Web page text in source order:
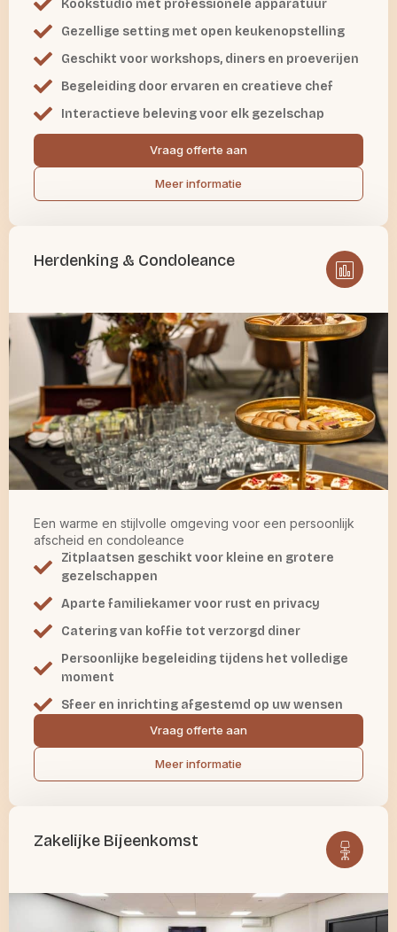
Kookstudio met professionele apparatuur
Gezellige setting met open keukenopstelling
Geschikt voor workshops, diners en proeverijen
Begeleiding door ervaren en creatieve chef
Interactieve beleving voor elk gezelschap
Vraag offerte aan
Meer informatie
Herdenking & Condoleance
Een warme en stijlvolle omgeving voor een persoonlijk
afscheid en condoleance
Zitplaatsen geschikt voor kleine en grotere
gezelschappen
Aparte familiekamer voor rust en privacy
Catering van koffie tot verzorgd diner
Persoonlijke begeleiding tijdens het volledige
moment
Sfeer en inrichting afgestemd op uw wensen
Vraag offerte aan
Meer informatie
Zakelijke Bijeenkomst